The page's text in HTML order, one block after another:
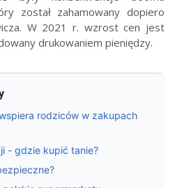
został zahamowany dopiero
W 2021 r. wzrost cen jest
drukowaniem pieniędzy.
rodziców w zakupach
- gdzie kupić tanie?